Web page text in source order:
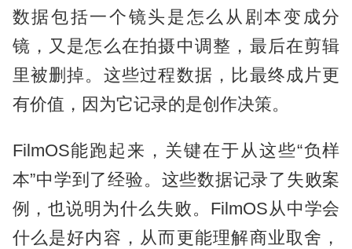
数据包括一个镜头是怎么从剧本变成分
镜，又是怎么在拍摄中调整，最后在剪辑
里被删掉。这些过程数据，比最终成片更
有价值，因为它记录的是创作决策。
FilmOS能跑起来，关键在于从这些“负样
本”中学到了经验。这些数据记录了失败案
例，也说明为什么失败。FilmOS从中学会
什么是好内容，从而更能理解商业取舍，